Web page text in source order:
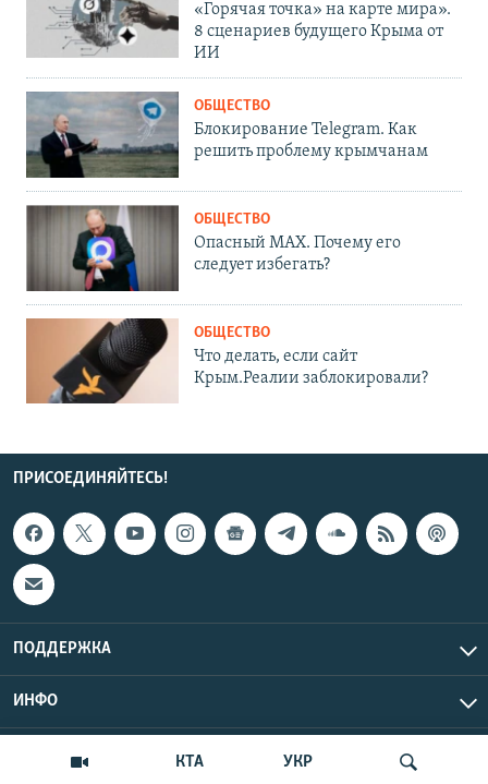
КТА УКР
«Горячая точка» на карте мира».
8 сценариев будущего Крыма от
ИИ
ОБЩЕСТВО
Блокирование Telegram. Как
решить проблему крымчанам
ОБЩЕСТВО
Опасный MAX. Почему его
следует избегать?
ОБЩЕСТВО
Что делать, если сайт
Крым.Реалии заблокировали?
ПРИСОЕДИНЯЙТЕСЬ!
ПОДДЕРЖКА
ИНФО
Copyright Крым.Реалии, 2026 | Все права защищены.
UTC+3